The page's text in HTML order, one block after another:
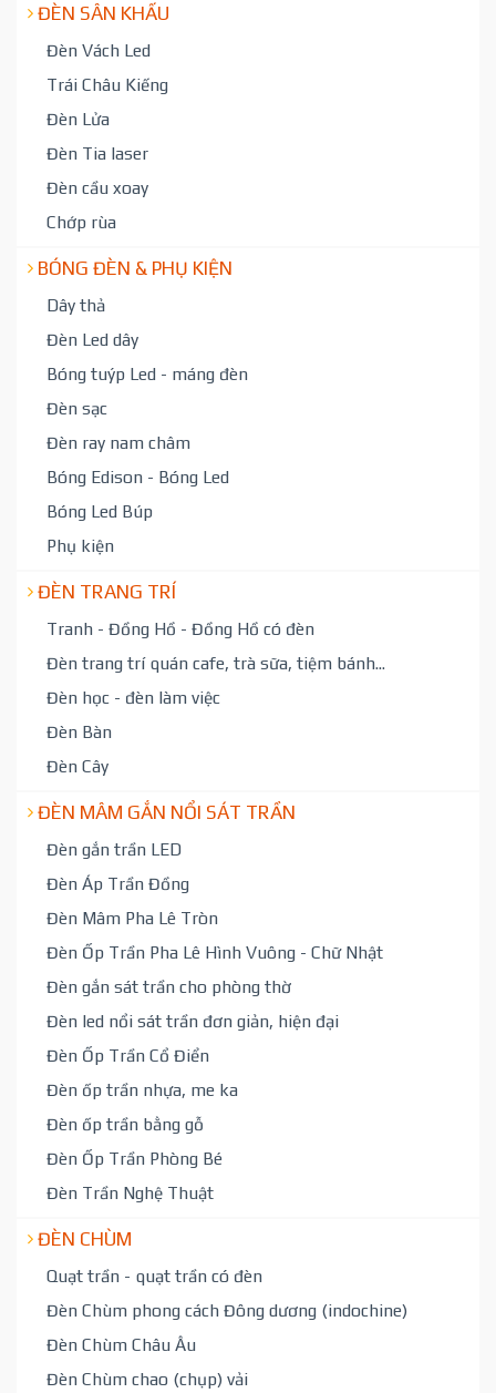
ĐÈN SÂN KHẤU
Đèn Vách Led
Trái Châu Kiếng
Đèn Lửa
Đèn Tia laser
Đèn cầu xoay
Chớp rùa
BÓNG ĐÈN & PHỤ KIỆN
Dây thả
Đèn Led dây
Bóng tuýp Led - máng đèn
Đèn sạc
Đèn ray nam châm
Bóng Edison - Bóng Led
Bóng Led Búp
Phụ kiện
ĐÈN TRANG TRÍ
Tranh - Đồng Hồ - Đồng Hồ có đèn
Đèn trang trí quán cafe, trà sữa, tiệm bánh...
Đèn học - đèn làm việc
Đèn Bàn
Đèn Cây
ĐÈN MÂM GẮN NỔI SÁT TRẦN
Đèn gắn trần LED
Đèn Áp Trần Đồng
Đèn Mâm Pha Lê Tròn
Đèn Ốp Trần Pha Lê Hình Vuông - Chữ Nhật
Đèn gắn sát trần cho phòng thờ
Đèn led nổi sát trần đơn giản, hiện đại
Đèn Ốp Trần Cổ Điển
Đèn ốp trần nhựa, me ka
Đèn ốp trần bằng gỗ
Đèn Ốp Trần Phòng Bé
Đèn Trần Nghệ Thuật
ĐÈN CHÙM
Quạt trần - quạt trần có đèn
Đèn Chùm phong cách Đông dương (indochine)
Đèn Chùm Châu Âu
Đèn Chùm chao (chụp) vải